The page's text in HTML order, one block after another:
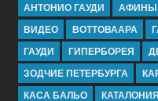
АНТОНИО ГАУДИ
АФИНЫ
ВИДЕО
ВОТТОВААРА
ГАУДИ
ГИПЕРБОРЕЯ
ЗОДЧИЕ ПЕТЕРБУРГА
КАСА БАЛЬО
КАТАЛОНИЯ